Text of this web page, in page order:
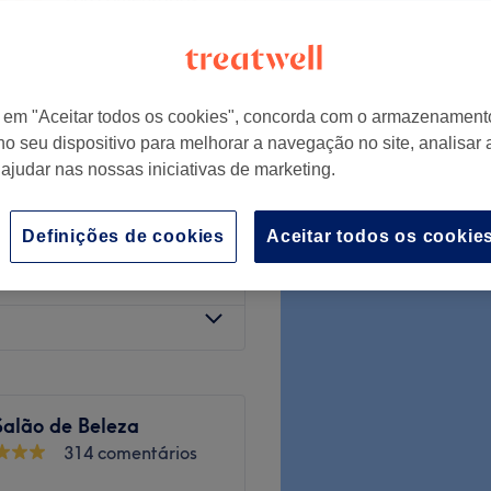
€ 22
€ 24
€ 7
de Beleza
314 comentários
"Aceitar todos os cookies", concorda com o
seu dispositivo para melhorar a navegação no site, analisar
nas nossas iniciativas de marketing.
Aceitar todos os
Definições de cookies